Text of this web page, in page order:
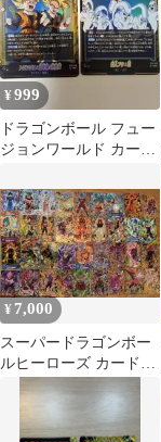
¥999
ドラゴンボール フュー
ジョンワールド カード
¥ 7,000
スーパードラゴンボー
ルヒーローズ カードま
とめ売り レア商品あ